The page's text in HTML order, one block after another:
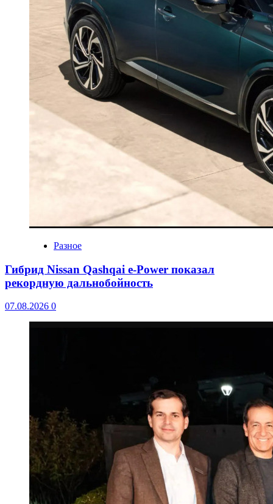
Разное
Гибрид Nissan Qashqai e-Power показал
рекордную дальнобойность
07.08.2026 0